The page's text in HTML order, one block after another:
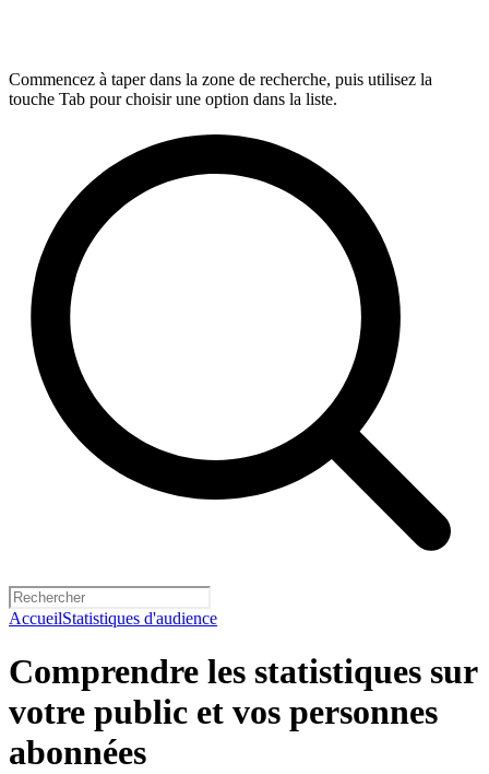
Commencez à taper dans la zone de recherche, puis utilisez la
touche Tab pour choisir une option dans la liste.
AccueilStatistiques d'audience
Comprendre les statistiques sur
votre public et vos personnes
abonnées